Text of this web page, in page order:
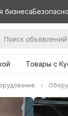
бизнеса
Товары с